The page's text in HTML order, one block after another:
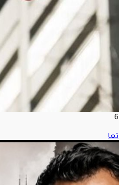
قوبا
س
202
6
تعا
منت
ظر
بين